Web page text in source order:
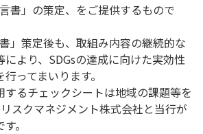
書」の策定、をご提供するもので
」策定後も、取組み内容の継続的な
より、SDGsの達成に向けた実効性
ってまいります。
るチェックシートは地域の課題等を
スクマネジメント株式会社と当行が
。